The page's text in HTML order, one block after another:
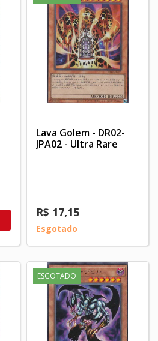
Lava Golem - DR02-
JPA02 - Ultra Rare
R$ 17,15
Esgotado
ESGOTADO